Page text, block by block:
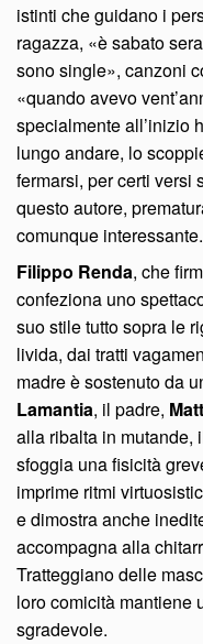
istinti che guidano i
ragazza, «è sabato
sono single», canzoni
«quando avevo
specialmente all’inizio
lungo andare, lo
fermarsi, per certi versi
questo autore,
comunque interessante.
Filippo Renda, che
confeziona uno
suo stile tutto sopra le
livida, dai tratti
madre è sostenuto da
Lamantia, il padre,
alla ribalta in mutande,
sfoggia una fisicità
imprime ritmi
e dimostra anche
accompagna alla
Tratteggiano delle
loro comicità mantiene
sgradevole.